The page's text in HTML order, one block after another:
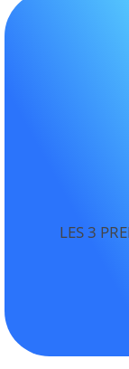
LES 3